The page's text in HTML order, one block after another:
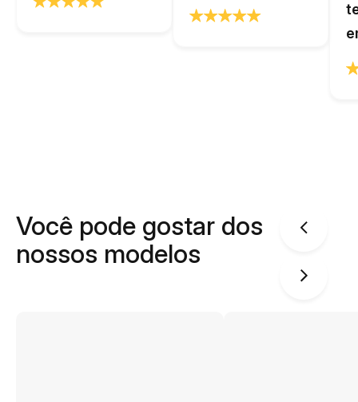
Você pode gostar dos
nossos modelos